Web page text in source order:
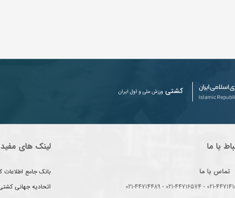
کشتی ورزش ملی و اول ایران
با ما
تماس با ما
021-44714158 - 021-44716574 -
لینک های مفید
بانک جامع
اتحادیه جهانی